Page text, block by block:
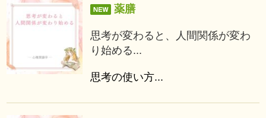
薬膳
思考が変わると、人間関係が変わ
り始める...
思考の使い方...